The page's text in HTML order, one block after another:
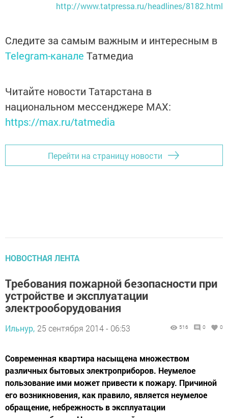
http://www.tatpressa.ru/headlines/8182.html
Следите за самым важным и интересным в
Telegram-канале Татмедиа
Читайте новости Татарстана в
национальном мессенджере MАХ:
https://max.ru/tatmedia
Перейти на страницу новости
НОВОСТНАЯ ЛЕНТА
Требования пожарной безопасности при
устройстве и эксплуатации
электрооборудования
Ильнур, 25 сентября 2014 - 06:53 516 0 0
Современная квартира насыщена множеством
различных бытовых электроприборов. Неумелое
пользование ими может привести к пожару. Причиной
его возникновения, как правило, является неумелое
обращение, небрежность в эксплуатации